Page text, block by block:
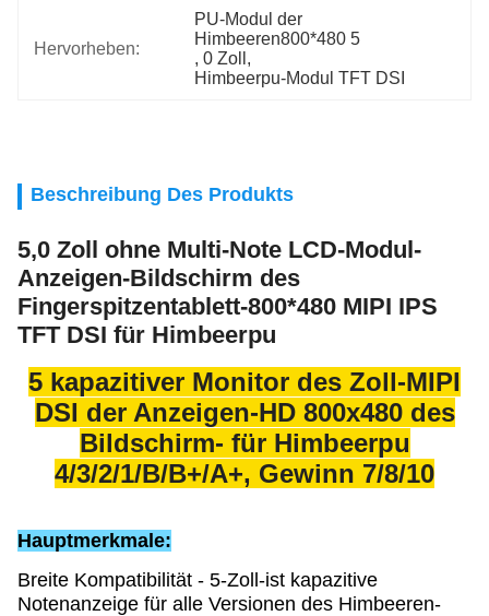
Hervorheben:
PU-Modul der
Himbeeren800*480 5
, 0 Zoll ,
Himbeerpu-Modul TFT DSI
Beschreibung Des Produkts
5,0 Zoll ohne Multi-Note LCD-Modul-
Anzeigen-Bildschirm des
Fingerspitzentablett-800*480 MIPI IPS
TFT DSI für Himbeerpu
5 kapazitiver Monitor des Zoll-MIPI
DSI der Anzeigen-HD 800x480 des
Bildschirm- für Himbeerpu
4/3/2/1/B/B+/A+, Gewinn 7/8/10
Hauptmerkmale:
Breite Kompatibilität - 5-Zoll-ist kapazitive
Notenanzeige für alle Versionen des Himbeeren-